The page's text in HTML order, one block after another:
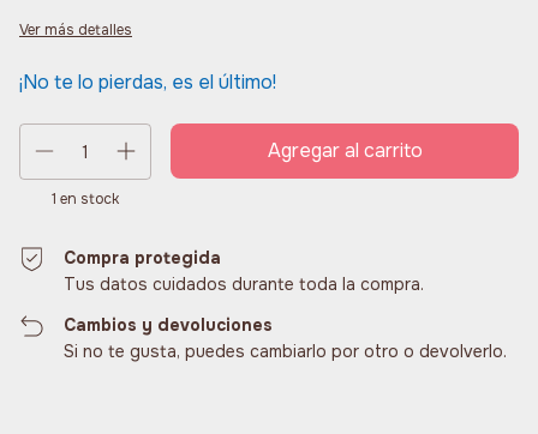
Ver más detalles
¡No te lo pierdas, es el último!
1 en stock
Compra protegida
Tus datos cuidados durante toda la compra.
Cambios y devoluciones
Si no te gusta, puedes cambiarlo por otro o devolverlo.